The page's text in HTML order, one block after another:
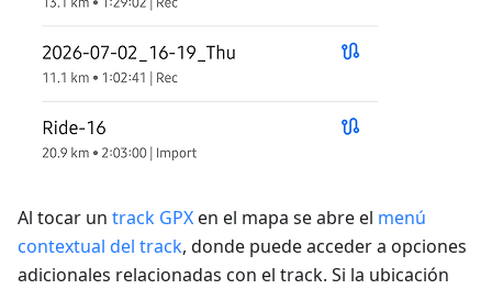
Al tocar un track GPXen el mapa se abre el menú
contextual del track, donde puede acceder a opciones
adicionales relacionadas con el track. Si la ubicación